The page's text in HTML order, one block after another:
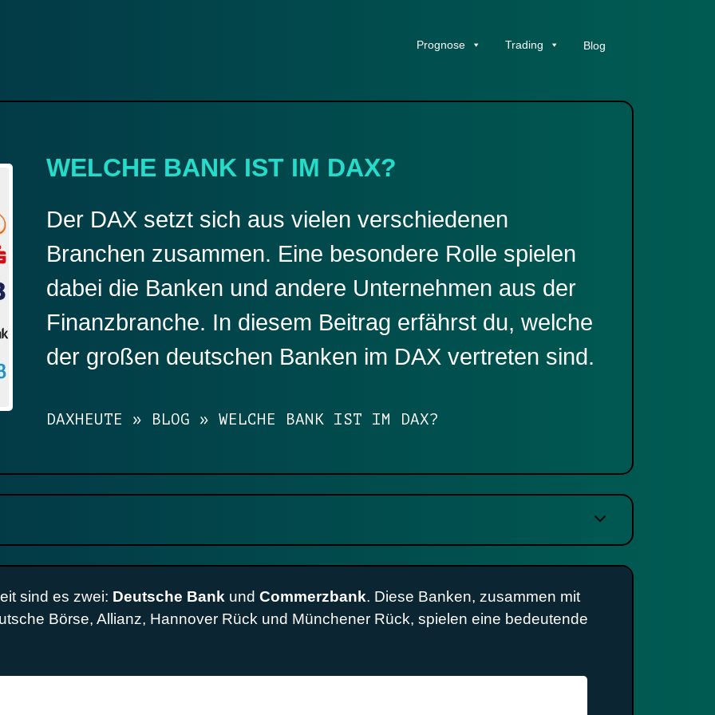
Prognose Trading Blog
WELCHE BANK IST IM DAX?
Der DAX setzt sich aus vielen verschiedenen
Branchen zusammen. Eine besondere Rolle spielen
dabei die Banken und andere Unternehmen aus der
Finanzbranche. In diesem Beitrag erfährst du, welche
der großen deutschen Banken im DAX vertreten sind.
DAXHEUTE » BLOG » WELCHE BANK IST IM DAX?
Bedeutung
sind es zwei: Deutsche Bank und Commerzbank. Diese Banken, zusammen mit
Börse, Allianz, Hannover Rück und Münchener Rück, spielen eine bedeutende